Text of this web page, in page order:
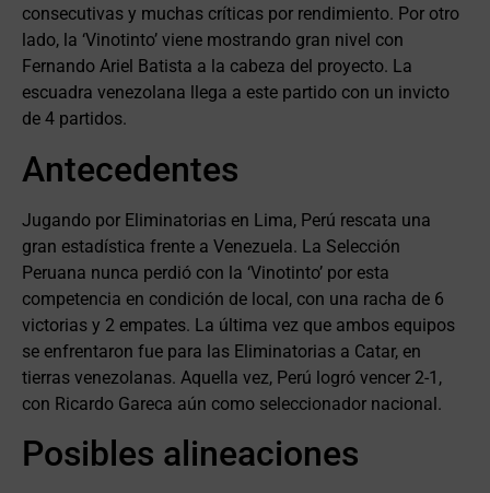
consecutivas y muchas críticas por rendimiento. Por otro
lado, la ‘Vinotinto’ viene mostrando gran nivel con
Fernando Ariel Batista a la cabeza del proyecto. La
escuadra venezolana llega a este partido con un invicto
de 4 partidos.
Antecedentes
Jugando por Eliminatorias en Lima, Perú rescata una
gran estadística frente a Venezuela. La Selección
Peruana nunca perdió con la ‘Vinotinto’ por esta
competencia en condición de local, con una racha de 6
victorias y 2 empates. La última vez que ambos equipos
se enfrentaron fue para las Eliminatorias a Catar, en
tierras venezolanas. Aquella vez, Perú logró vencer 2-1,
con Ricardo Gareca aún como seleccionador nacional.
Posibles alineaciones